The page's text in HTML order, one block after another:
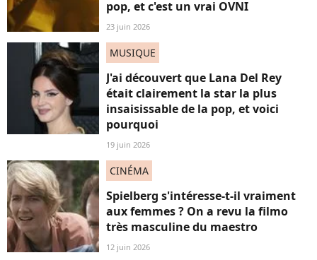
pop, et c'est un vrai OVNI
23 juin 2026
MUSIQUE
J'ai découvert que Lana Del Rey
était clairement la star la plus
insaisissable de la pop, et voici
pourquoi
19 juin 2026
CINÉMA
Spielberg s'intéresse-t-il vraiment
aux femmes ? On a revu la filmo
très masculine du maestro
12 juin 2026